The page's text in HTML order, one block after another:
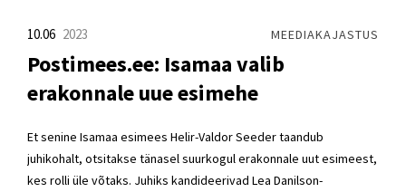
MEEDIAKAJASTUS
10.06 2023
Postimees.ee: Isamaa valib
erakonnale uue esimehe
Et senine Isamaa esimees Helir-Valdor Seeder taandub
juhikohalt, otsitakse tänasel suurkogul erakonnale uut esimeest,
kes rolli üle võtaks. Juhiks kandideerivad Lea Danilson-